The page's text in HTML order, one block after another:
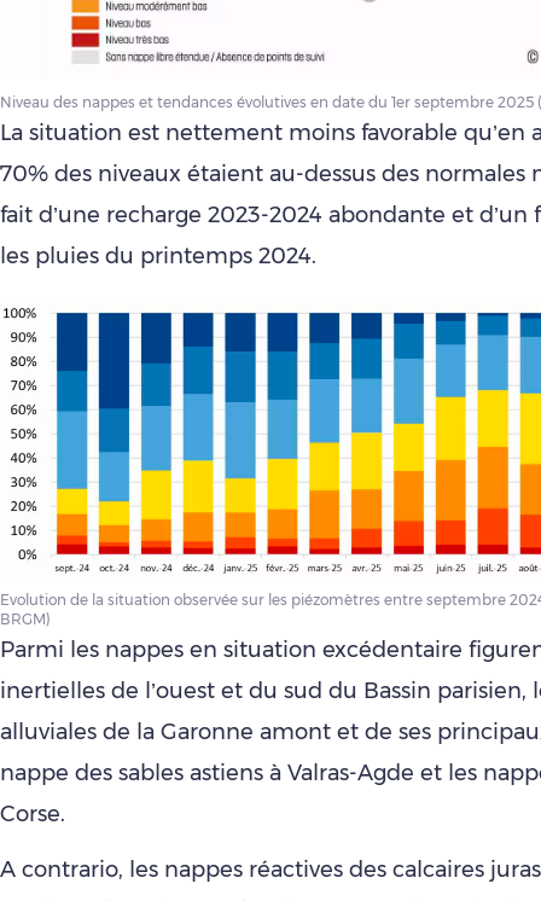
Niveau des nappes et tendances évolutives en date du 1er septembre 2025
La situation est nettement moins favorable qu’en
70% des niveaux étaient au-dessus des normales
fait d’une recharge 2023-2024 abondante et d’un
les pluies du printemps 2024.
Evolution de la situation observée sur les piézomètres entre septembre
BRGM)
Parmi les nappes en situation excédentaire
inertielles de l’ouest et du sud du Bassin parisien,
alluviales de la Garonne amont et de ses
nappe des sables astiens à Valras-Agde et les
Corse.
A contrario, les nappes réactives des calcaires